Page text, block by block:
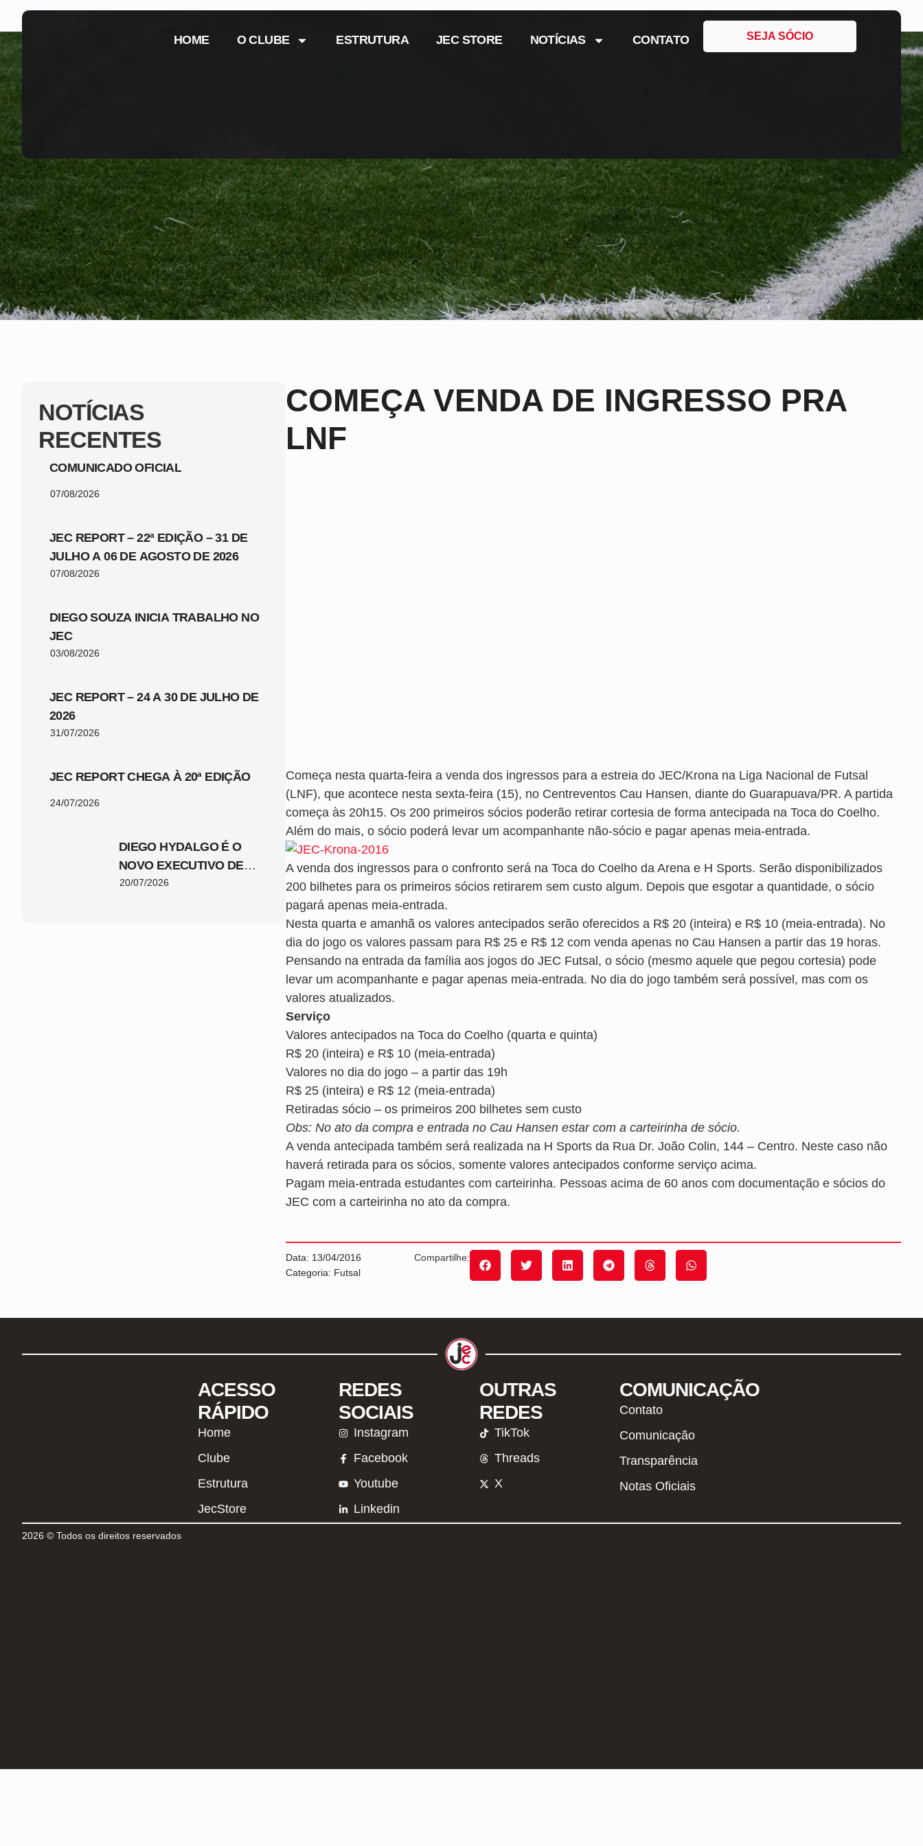
HOME O CLUBE ESTRUTURA JEC STORE NOTÍCIAS CONTATO SEJA SÓCIO
NOTÍCIAS
RECENTES
COMUNICADO OFICIAL
07/08/2026
JEC REPORT – 22ª EDIÇÃO – 31 DE
JULHO A 06 DE AGOSTO DE 2026
07/08/2026
DIEGO SOUZA INICIA TRABALHO NO
JEC
03/08/2026
JEC REPORT – 24 A 30 DE JULHO DE
2026
31/07/2026
JEC REPORT CHEGA À 20ª EDIÇÃO
24/07/2026
DIEGO HYDALGO É O
NOVO EXECUTIVO DE
FUTEBOL DO JEC
20/07/2026
COMEÇA VENDA DE INGRESSO PRA
LNF
Começa nesta quarta-feira a venda dos ingressos para a estreia do JEC/Krona na Liga Nacional de Futsal
(LNF), que acontece nesta sexta-feira (15), no Centreventos Cau Hansen, diante do Guarapuava/PR. A partida
começa às 20h15. Os 200 primeiros sócios poderão retirar cortesia de forma antecipada na Toca do Coelho.
Além do mais, o sócio poderá levar um acompanhante não-sócio e pagar apenas meia-entrada.
A venda dos ingressos para o confronto será na Toca do Coelho da Arena e H Sports. Serão disponibilizados
200 bilhetes para os primeiros sócios retirarem sem custo algum. Depois que esgotar a quantidade, o sócio
pagará apenas meia-entrada.
Nesta quarta e amanhã os valores antecipados serão oferecidos a R$ 20 (inteira) e R$ 10 (meia-entrada). No
dia do jogo os valores passam para R$ 25 e R$ 12 com venda apenas no Cau Hansen a partir das 19 horas.
Pensando na entrada da família aos jogos do JEC Futsal, o sócio (mesmo aquele que pegou cortesia) pode
levar um acompanhante e pagar apenas meia-entrada. No dia do jogo também será possível, mas com os
valores atualizados.
Serviço
Valores antecipados na Toca do Coelho (quarta e quinta)
R$ 20 (inteira) e R$ 10 (meia-entrada)
Valores no dia do jogo – a partir das 19h
R$ 25 (inteira) e R$ 12 (meia-entrada)
Retiradas sócio – os primeiros 200 bilhetes sem custo
Obs: No ato da compra e entrada no Cau Hansen estar com a carteirinha de sócio.
A venda antecipada também será realizada na H Sports da Rua Dr. João Colin, 144 – Centro. Neste caso não
haverá retirada para os sócios, somente valores antecipados conforme serviço acima.
Pagam meia-entrada estudantes com carteirinha. Pessoas acima de 60 anos com documentação e sócios do
JEC com a carteirinha no ato da compra.
Data: 13/04/2016
Categoria: Futsal
Compartilhe:
ACESSO
RÁPIDO
Home
Clube
Estrutura
JecStore
REDES
SOCIAIS
Instagram
Facebook
Youtube
Linkedin
OUTRAS
REDES
TikTok
Threads
X
COMUNICAÇÃO
Contato
Comunicação
Transparência
Notas Oficiais
2026 © Todos os direitos reservados